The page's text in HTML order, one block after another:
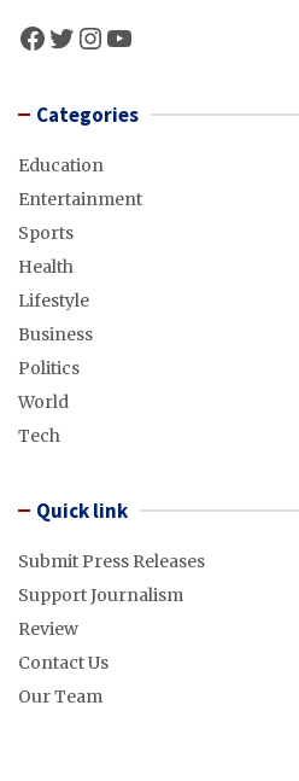
Facebook
Twitter
Instagram
YouTube
Categories
Education
Entertainment
Sports
Health
Lifestyle
Business
Politics
World
Tech
Quick link
Submit Press Releases
Support Journalism
Review
Contact Us
Our Team